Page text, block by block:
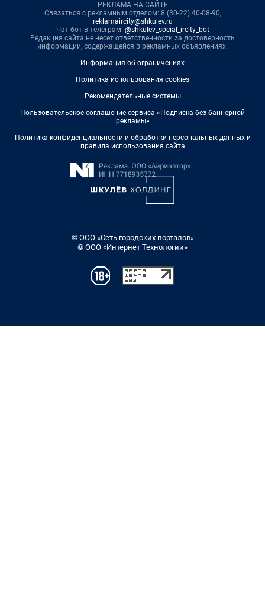
РЕКЛАМА НА САЙТЕ
Связаться с рекламным отделом: 8 (30-22) 40-08-90,
reklamaircity@shkulev.ru
Чат-бот в телеграм: @shkulev_social_ircity_bot
Редакция сайта не несет ответственности за достоверность
информации, содержащейся в рекламных объявлениях.
Информация об ограничениях
Политика использования cookies
Рекомендательные системы
Пользовательское соглашение сервиса «Подписка без баннерной
рекламы»
Политика конфиденциальности и обработки персональных данных и
правила использования сайта
© ООО «Сеть городских порталов»
© ООО «Интернет Технологии»